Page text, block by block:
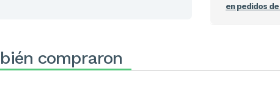
en pedidos de
compraron